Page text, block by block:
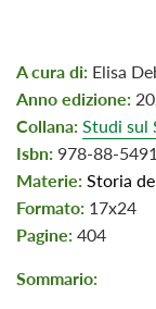
A cura di: Elisa
Anno edizione:
Collana: Studi sul
Isbn: 978-88-
Materie: Storia
Formato: 17x24
Pagine: 404
Sommario: